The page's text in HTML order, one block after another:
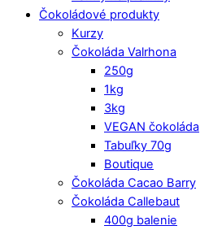
Čokoládové produkty
Kurzy
Čokoláda Valrhona
250g
1kg
3kg
VEGAN čokoláda
Tabuľky 70g
Boutique
Čokoláda Cacao Barry
Čokoláda Callebaut
400g balenie